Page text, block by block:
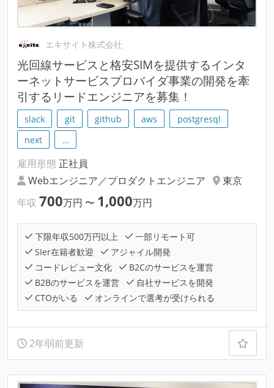
エキサイト株式会社
光回線サービスと格安SIMを提供するインタ
ーネットサービスプロバイダ事業の開発を牽
引するリードエンジニアを募集！
slack git github aws
postgresql
next
…
雇用形態 正社員
Webエンジニア／プロダクトエンジニア
東京
年収 700万円 〜 1,000万円
下限年収500万円以上
一部リモート可
SIer在籍者歓迎
アジャイル開発
コードレビュー文化
B2Cのサービスを運営
B2Bのサービスを運営
自社サービスを開発
CTOがいる
オンラインで選考が受けられる
2年弱前更新